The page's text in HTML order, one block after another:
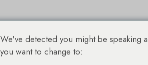
Winkelen Bestseller
We've detected you might be speaking
you want to change to: